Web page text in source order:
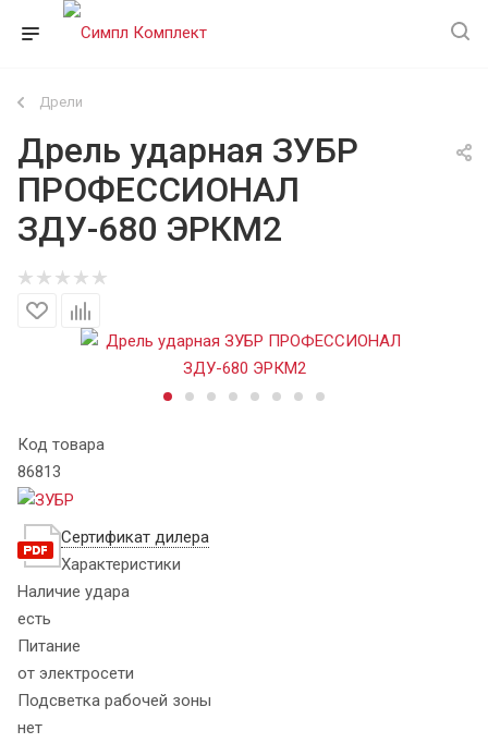
Дрели
Дрель ударная ЗУБР
ПРОФЕССИОНАЛ
ЗДУ-680 ЭРКМ2
Код товара
86813
Сертификат дилера
Характеристики
Наличие удара
есть
Питание
от электросети
Подсветка рабочей зоны
нет